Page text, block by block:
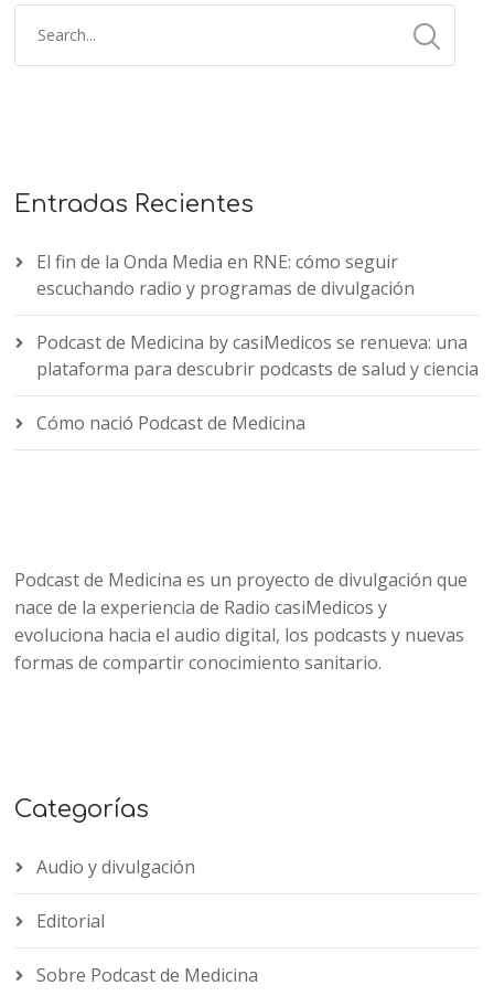
Entradas Recientes
El fin de la Onda Media en RNE: cómo seguir
escuchando radio y programas de divulgación
Podcast de Medicina by casiMedicos se renueva: una
plataforma para descubrir podcasts de salud y ciencia
Cómo nació Podcast de Medicina
Podcast de Medicina es un proyecto de divulgación que
nace de la experiencia de Radio casiMedicos y
evoluciona hacia el audio digital, los podcasts y nuevas
formas de compartir conocimiento sanitario.
Categorías
Audio y divulgación
Editorial
Sobre Podcast de Medicina